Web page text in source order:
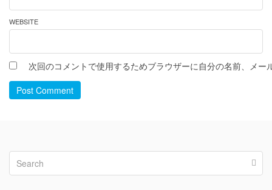
WEBSITE
次回のコメントで使用するためブラウザーに自分の名前、メー
Post Comment